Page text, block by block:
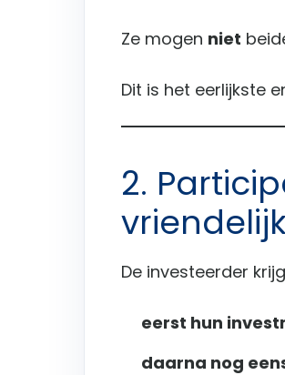
Ze mogen niet
Dit is het eerlijkste
2.
De investeerder
eerst hun
daarna nog